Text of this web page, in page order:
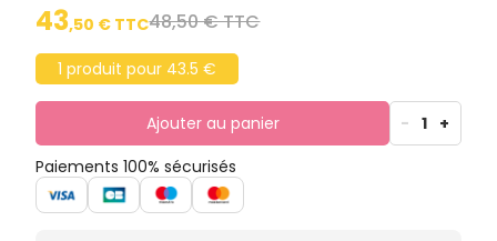
43,50 € TTC48,50 € TTC
1 produit pour 43.5 €
Ajouter au panier - 1 +
Paiements 100% sécurisés